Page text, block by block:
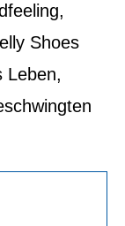
Shoes
Leben,